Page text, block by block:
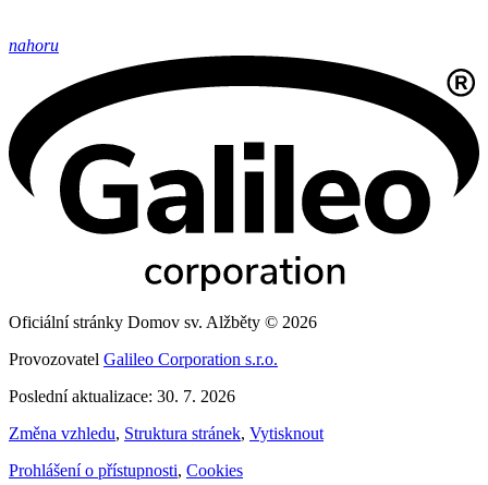
nahoru
Oficiální stránky Domov sv. Alžběty © 2026
Provozovatel Galileo Corporation s.r.o.
Poslední aktualizace: 30. 7. 2026
Změna vzhledu, Struktura stránek, Vytisknout
Prohlášení o přístupnosti, Cookies